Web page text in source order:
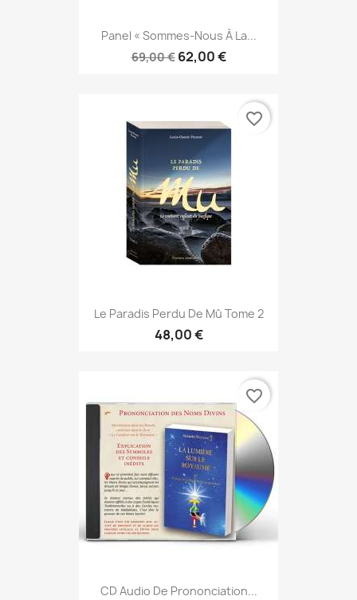
Panel « Sommes-Nous À La...
69,00 € 62,00 €
Le Paradis Perdu De Mû Tome 2
48,00 €
favorite_border
CD Audio De Prononciation...
favorite_border